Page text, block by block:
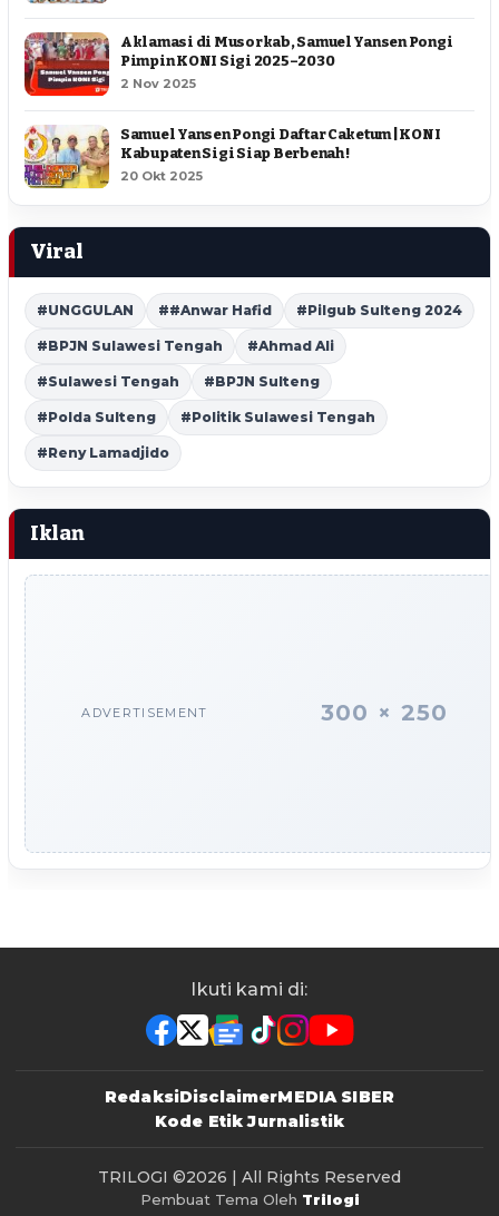
Aklamasi di Musorkab, Samuel Yansen Pongi
Pimpin KONI Sigi 2025–2030
2 Nov 2025
Samuel Yansen Pongi Daftar Caketum | KONI
Kabupaten Sigi Siap Berbenah !
20 Okt 2025
Viral
#UNGGULAN ##Anwar Hafid #Pilgub Sulteng 2024
#BPJN Sulawesi Tengah #Ahmad Ali
#Sulawesi Tengah #BPJN Sulteng
#Polda Sulteng #Politik Sulawesi Tengah
#Reny Lamadjido
Iklan
ADVERTISEMENT 300 × 250
Ikuti kami di:
RedaksiDisclaimerMEDIA SIBER
Kode Etik Jurnalistik
TRILOGI ©2026 | All Rights Reserved
Pembuat Tema Oleh Trilogi